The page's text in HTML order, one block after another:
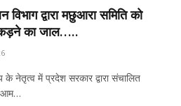
द्वारा मछुआरा समिति को
का जाल…..
के नेतृत्व में प्रदेश सरकार द्वारा संचालित
आम…